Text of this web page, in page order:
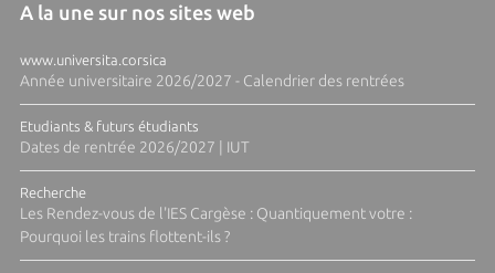
A la une sur nos sites web
www.universita.corsica
Année universitaire 2026/2027 - Calendrier des rentrées
Etudiants & futurs étudiants
Dates de rentrée 2026/2027 | IUT
Recherche
Les Rendez-vous de l'IES Cargèse : Quantiquement votre :
Pourquoi les trains flottent-ils ?